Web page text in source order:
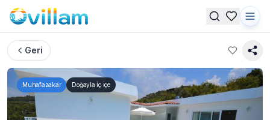
Geri
Muhafazakar Doğayla İç İçe